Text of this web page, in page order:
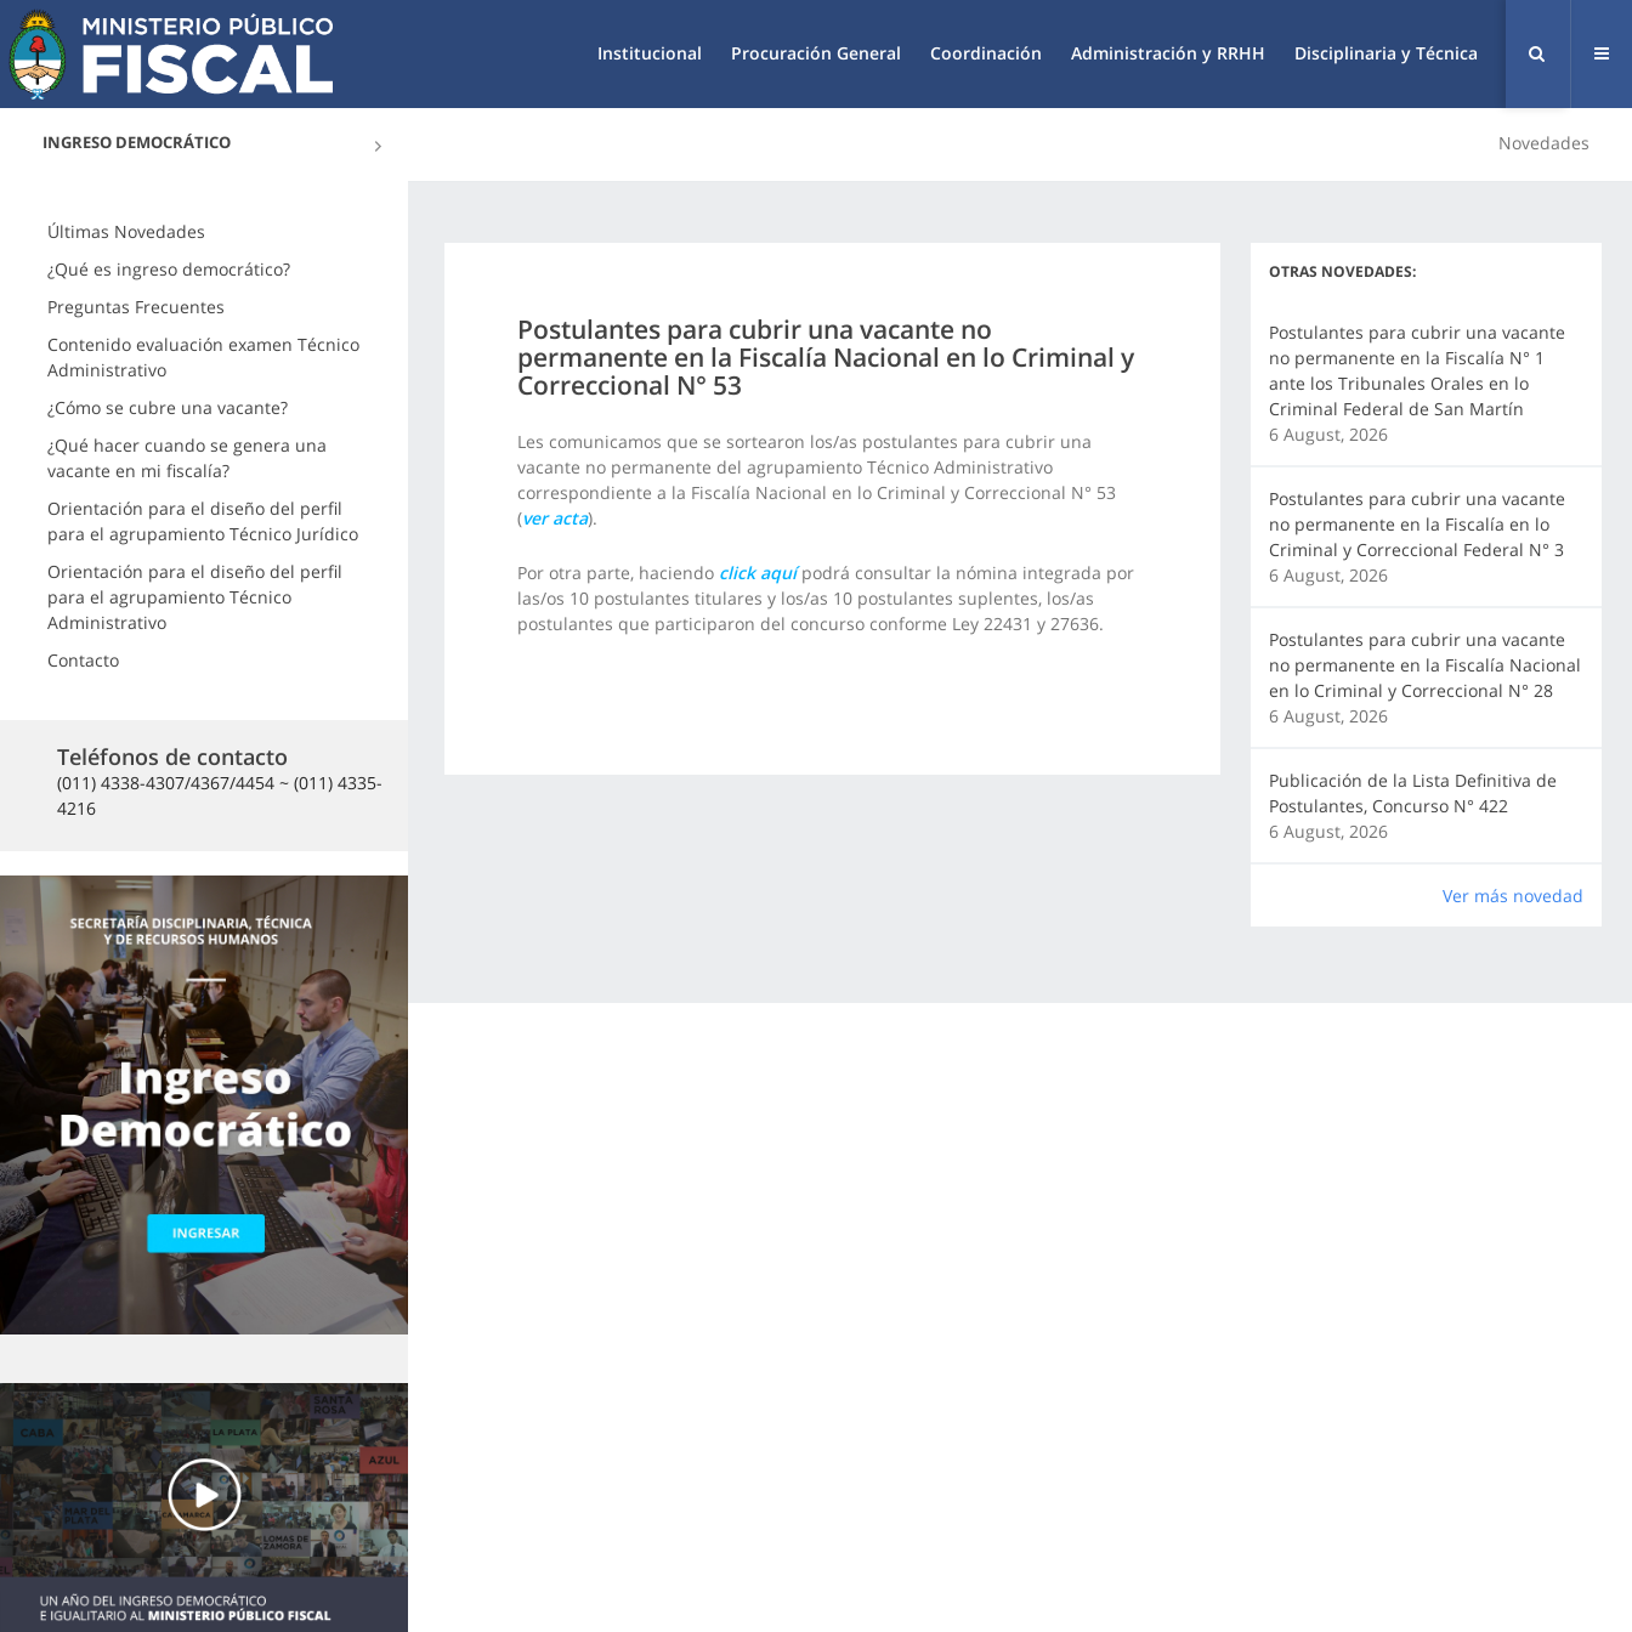
Institucional Procuración General Coordinación Administración y RRHH Disciplinaria y Técnica
INGRESO DEMOCRÁTICO Novedades
Últimas Novedades
¿Qué es ingreso democrático?
Preguntas Frecuentes
Contenido evaluación examen Técnico
Administrativo
¿Cómo se cubre una vacante?
¿Qué hacer cuando se genera una
vacante en mi fiscalía?
Orientación para el diseño del perfil
para el agrupamiento Técnico Jurídico
Orientación para el diseño del perfil
para el agrupamiento Técnico
Administrativo
Contacto
Teléfonos de contacto
(011) 4338-4307/4367/4454 ~ (011) 4335-
4216
Postulantes para cubrir una vacante no
permanente en la Fiscalía Nacional en lo Criminal y
Correccional N° 53
Les comunicamos que se sortearon los/as postulantes para cubrir una
vacante no permanente del agrupamiento Técnico Administrativo
correspondiente a la Fiscalía Nacional en lo Criminal y Correccional N° 53
(ver acta).
Por otra parte, haciendo click aquí podrá consultar la nómina integrada por
las/os 10 postulantes titulares y los/as 10 postulantes suplentes, los/as
postulantes que participaron del concurso conforme Ley 22431 y 27636.
OTRAS NOVEDADES:
Postulantes para cubrir una vacante
no permanente en la Fiscalía N° 1
ante los Tribunales Orales en lo
Criminal Federal de San Martín
6 August, 2026
Postulantes para cubrir una vacante
no permanente en la Fiscalía en lo
Criminal y Correccional Federal N° 3
6 August, 2026
Postulantes para cubrir una vacante
no permanente en la Fiscalía Nacional
en lo Criminal y Correccional N° 28
6 August, 2026
Publicación de la Lista Definitiva de
Postulantes, Concurso N° 422
6 August, 2026
Ver más novedad